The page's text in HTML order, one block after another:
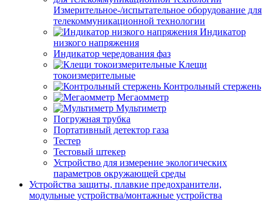
Измерительное-/испытательное оборудование для
телекоммуникационной технологии
Индикатор
низкого напряжения
Индикатор чередования фаз
Клещи
токоизмерительные
Контрольный стержень
Мегаомметр
Мультиметр
Погружная трубка
Портативный детектор газа
Тестер
Тестовый штекер
Устройство для измерение экологических
параметров окружающей среды
Устройства защиты, плавкие предохранители,
модульные устройства/монтажные устройства